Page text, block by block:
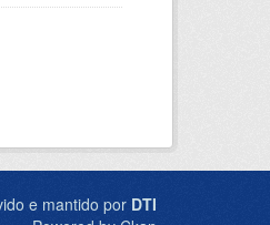
e mantido por DTI